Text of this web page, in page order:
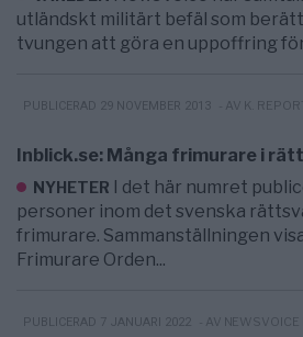
utländskt militärt befäl som
tvungen att göra en uppoffring
PUBLICERAD 29 NOVEMBER 2013 - AV K.
Inblick.se: Många frimurare i
NYHETER I det här numret
personer inom det svenska
frimurare. Sammanställningen
Frimurare Orden...
PUBLICERAD 7 JANUARI 2022 - AV